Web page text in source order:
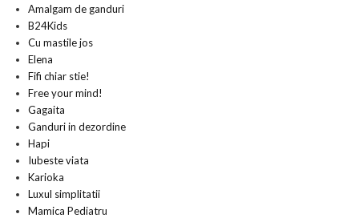
Amalgam de ganduri
B24Kids
Cu mastile jos
Elena
Fifi chiar stie!
Free your mind!
Gagaita
Ganduri in dezordine
Hapi
Iubeste viata
Karioka
Luxul simplitatii
Mamica Pediatru